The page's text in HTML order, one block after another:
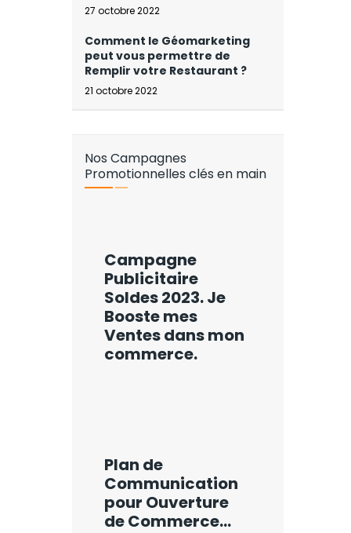
27 octobre 2022
Comment le Géomarketing
peut vous permettre de
Remplir votre Restaurant ?
21 octobre 2022
Nos Campagnes
Promotionnelles clés en main
Campagne
Publicitaire
Soldes 2023. Je
Booste mes
Ventes dans mon
commerce.
Plan de
Communication
pour Ouverture
de Commerce…